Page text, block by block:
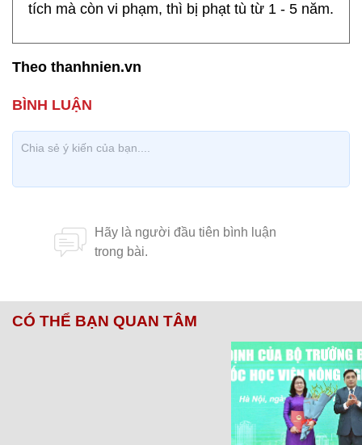
tích mà còn vi phạm, thì bị phạt tù từ 1 - 5 năm.
Theo thanhnien.vn
CÓ THỂ BẠN QUAN TÂM